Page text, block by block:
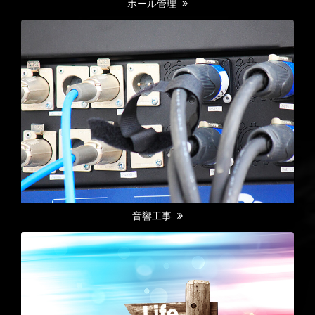
ホール管理
音響工事